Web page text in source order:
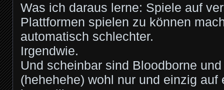
Was ich daraus lerne: Spiele auf
Plattformen spielen zu können
automatisch schlechter.
Irgendwie.
Und scheinbar sind Bloodborne
(hehehehe) wohl nur und einzig auf